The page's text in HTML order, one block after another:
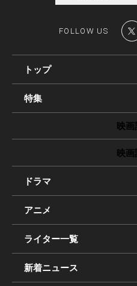
FOLLOW US
トップ
特集
映
映
ドラマ
アニメ
ライター一覧
新着ニュース